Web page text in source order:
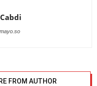
FROM AUTHOR